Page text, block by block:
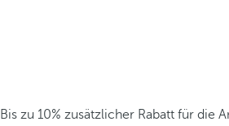
Bis zu 10% zusätzlicher Rabatt für die